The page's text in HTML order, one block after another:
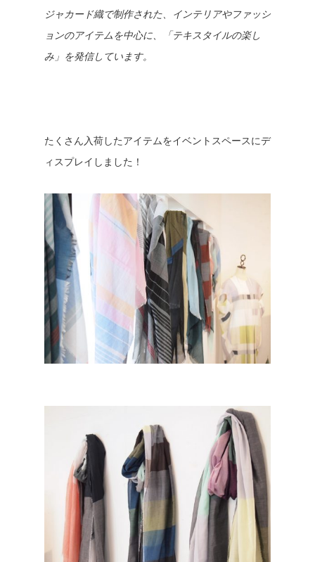
ジャカード織で制作された、インテリアやファッシ
ョンのアイテムを中心に、「テキスタイルの楽し
み」を発信しています。
たくさん入荷したアイテムをイベントスペースにデ
ィスプレイしました！